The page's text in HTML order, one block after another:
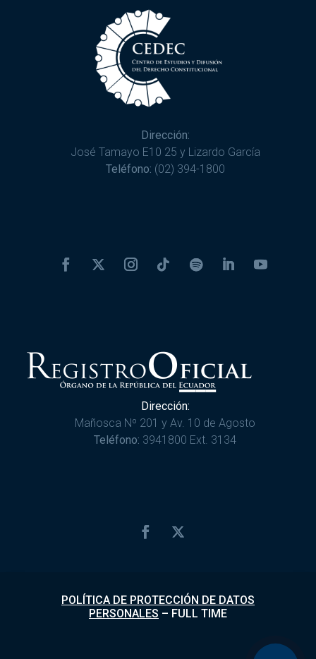
Dirección:
José Tamayo E10 25 y Lizardo García
Teléfono: (02) 394-1800
Dirección:
Mañosca Nº 201 y Av. 10 de Agosto
Teléfono: 3941800 Ext. 3134
POLÍTICA DE PROTECCIÓN DE DATOS
PERSONALES – FULL TIME